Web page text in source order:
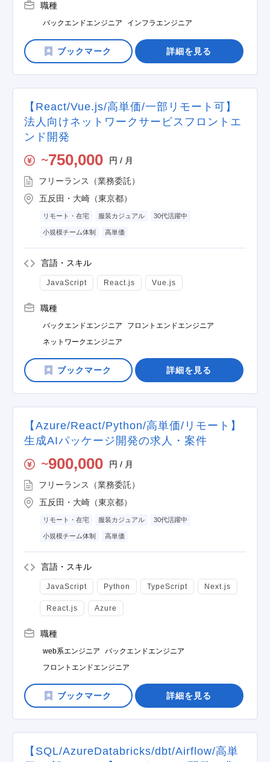
職種
バックエンドエンジニア インフラエンジニア
詳細を見る
【React/Vue.js/高単価/一部リモート可】
法人向けネットワークサービスフロントエ
ンド開発
〜750,000 円 / 月
フリーランス（業務委託）
五反田・大崎（東京都）
リモート・在宅 服装カジュアル 30代活躍中
小規模チーム体制 高単価
言語・スキル
JavaScript React.js Vue.js
職種
バックエンドエンジニア
フロントエンドエンジニア
ネットワークエンジニア
詳細を見る
【Azure/React/Python/高単価/リモート】
生成AIパッケージ開発の求人・案件
〜900,000 円 / 月
フリーランス（業務委託）
五反田・大崎（東京都）
リモート・在宅 服装カジュアル 30代活躍中
小規模チーム体制 高単価
言語・スキル
JavaScript Python TypeScript Next.js
React.js Azure
職種
web系エンジニア
バックエンドエンジニア
フロントエンドエンジニア
詳細を見る
【SQL/AzureDatabricks/dbt/Airflow/高単